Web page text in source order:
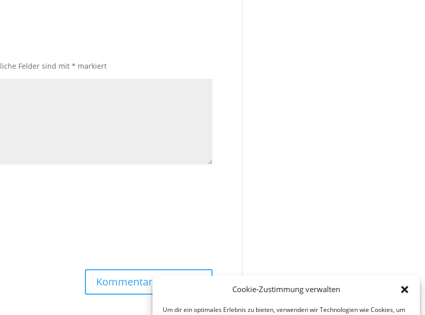
Cookie-Zustimmung verwalten
Um dir ein optimales Erlebnis zu bieten, verwenden wir Technologien wie Cookies, um
Felder sind mit* markiert